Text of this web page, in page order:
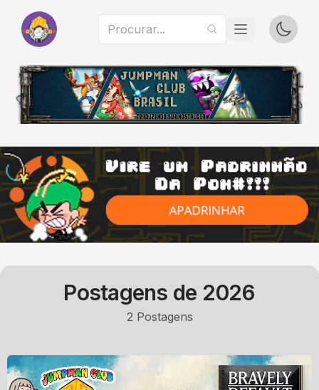
Postagens de 2026
2 Postagens